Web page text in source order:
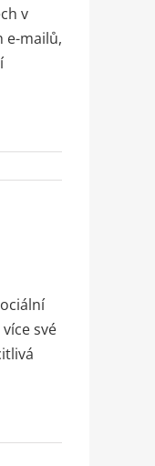
v
e-mailů,
své